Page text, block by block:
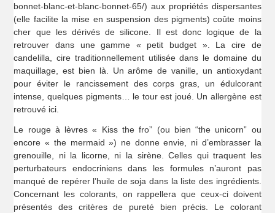
bonnet-blanc-et-blanc-bonnet-65/) aux propriétés dispersantes
(elle facilite la mise en suspension des pigments) coûte moins
cher que les dérivés de silicone. Il est donc logique de la
retrouver dans une gamme « petit budget ». La cire de
candelilla, cire traditionnellement utilisée dans le domaine du
maquillage, est bien là. Un arôme de vanille, un antioxydant
pour éviter le rancissement des corps gras, un édulcorant
intense, quelques pigments… le tour est joué. Un allergène est
retrouvé ici.
Le rouge à lèvres « Kiss the fro” (ou bien “the unicorn” ou
encore « the mermaid ») ne donne envie, ni d’embrasser la
grenouille, ni la licorne, ni la sirène. Celles qui traquent les
perturbateurs endocriniens dans les formules n’auront pas
manqué de repérer l’huile de soja dans la liste des ingrédients.
Concernant les colorants, on rappellera que ceux-ci doivent
présentés des critères de pureté bien précis. Le colorant